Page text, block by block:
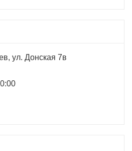
ул. Донская 7в